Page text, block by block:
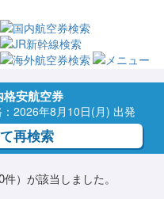
安航空券
2026年8月10日(月) 出発
再検索
件）が該当しました。